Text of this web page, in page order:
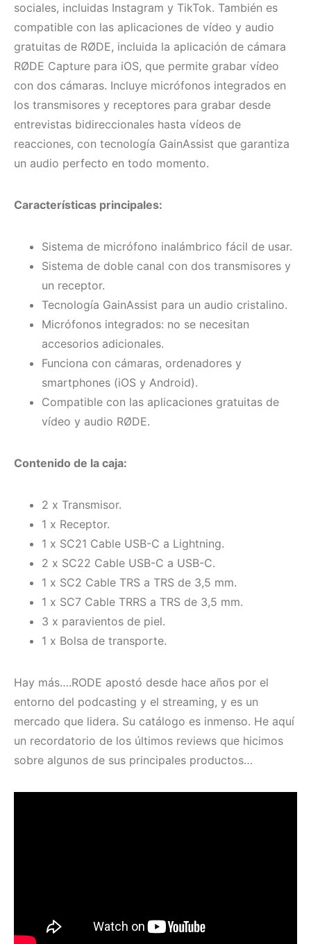
sociales, incluidas Instagram y TikTok. También es
compatible con las aplicaciones de vídeo y audio
gratuitas de RØDE, incluida la aplicación de cámara
RØDE Capture para iOS, que permite grabar vídeo
con dos cámaras. Incluye micrófonos integrados en
los transmisores y receptores para grabar desde
entrevistas bidireccionales hasta vídeos de
reacciones, con tecnología GainAssist que garantiza
un audio perfecto en todo momento.
Características principales:
Sistema de micrófono inalámbrico fácil de usar.
Sistema de doble canal con dos transmisores y
un receptor.
Tecnología GainAssist para un audio cristalino.
Micrófonos integrados: no se necesitan
accesorios adicionales.
Funciona con cámaras, ordenadores y
smartphones (iOS y Android).
Compatible con las aplicaciones gratuitas de
vídeo y audio RØDE.
Contenido de la caja:
2 x Transmisor.
1 x Receptor.
1 x SC21 Cable USB-C a Lightning.
2 x SC22 Cable USB-C a USB-C.
1 x SC2 Cable TRS a TRS de 3,5 mm.
1 x SC7 Cable TRRS a TRS de 3,5 mm.
3 x paravientos de piel.
1 x Bolsa de transporte.
Hay más….RODE apostó desde hace años por el
entorno del podcasting y el streaming, y es un
mercado que lidera. Su catálogo es inmenso. He aquí
un recordatorio de los últimos reviews que hicimos
sobre algunos de sus principales productos…